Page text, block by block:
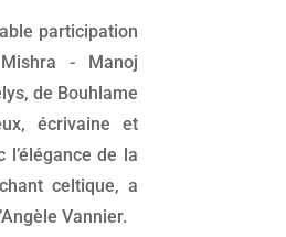
participation
Mishra - Manoj
de Bouhlame
écrivaine et
de la
celtique, a
Vannier.